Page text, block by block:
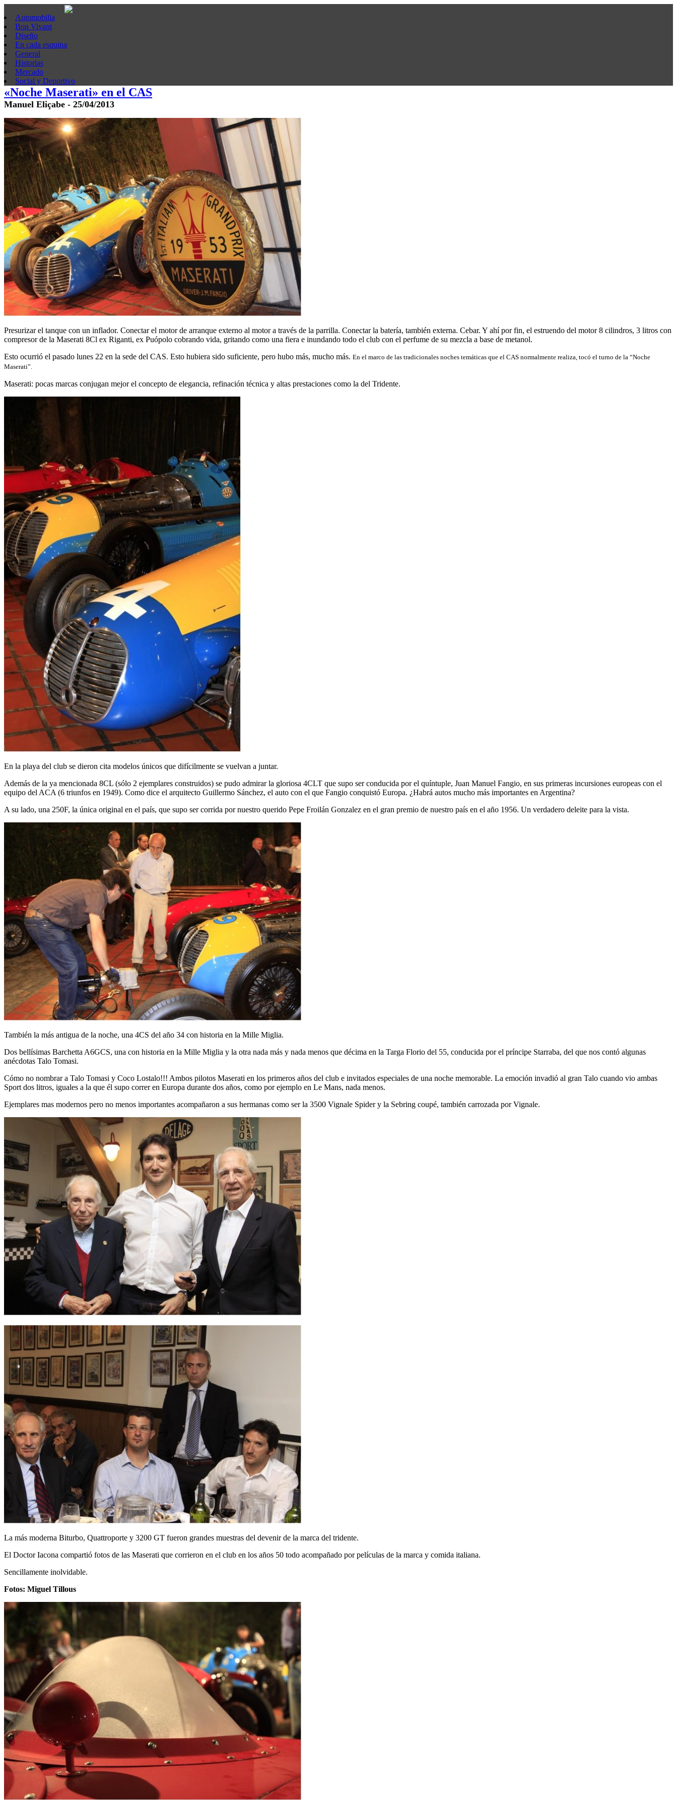
Automobilia
Bon Vivant
Diseño
En cada esquina
General
Historias
Mercado
Social y Deportivo
«Noche Maserati» en el CAS
Manuel Eliçabe - 25/04/2013
Presurizar el tanque con un inflador. Conectar el motor de arranque externo al motor a través de la parrilla. Conectar la batería, también externa. Cebar. Y ahí por fin, el estruendo del motor 8 cilindros, 3 litros con
compresor de la Maserati 8Cl ex Riganti, ex Puópolo cobrando vida, gritando como una fiera e inundando todo el club con el perfume de su mezcla a base de metanol.
Esto ocurrió el pasado lunes 22 en la sede del CAS. Esto hubiera sido suficiente, pero hubo más, mucho más. En el marco de las tradicionales noches temáticas que el CAS normalmente realiza, tocó el turno de la “Noche
Maserati”.
Maserati: pocas marcas conjugan mejor el concepto de elegancia, refinación técnica y altas prestaciones como la del Tridente.
En la playa del club se dieron cita modelos únicos que difícilmente se vuelvan a juntar.
Además de la ya mencionada 8CL (sólo 2 ejemplares construidos) se pudo admirar la gloriosa 4CLT que supo ser conducida por el quíntuple, Juan Manuel Fangio, en sus primeras incursiones europeas con el
equipo del ACA (6 triunfos en 1949). Como dice el arquitecto Guillermo Sánchez, el auto con el que Fangio conquistó Europa. ¿Habrá autos mucho más importantes en Argentina?
A su lado, una 250F, la única original en el país, que supo ser corrida por nuestro querido Pepe Froilán Gonzalez en el gran premio de nuestro país en el año 1956. Un verdadero deleite para la vista.
También la más antigua de la noche, una 4CS del año 34 con historia en la Mille Miglia.
Dos bellísimas Barchetta A6GCS, una con historia en la Mille Miglia y la otra nada más y nada menos que décima en la Targa Florio del 55, conducida por el príncipe Starraba, del que nos contó algunas
anécdotas Talo Tomasi.
Cómo no nombrar a Talo Tomasi y Coco Lostalo!!! Ambos pilotos Maserati en los primeros años del club e invitados especiales de una noche memorable. La emoción invadió al gran Talo cuando vio ambas
Sport dos litros, iguales a la que él supo correr en Europa durante dos años, como por ejemplo en Le Mans, nada menos.
Ejemplares mas modernos pero no menos importantes acompañaron a sus hermanas como ser la 3500 Vignale Spider y la Sebring coupé, también carrozada por Vignale.
La más moderna Biturbo, Quattroporte y 3200 GT fueron grandes muestras del devenir de la marca del tridente.
El Doctor Iacona compartió fotos de las Maserati que corrieron en el club en los años 50 todo acompañado por películas de la marca y comida italiana.
Sencillamente inolvidable.
Fotos: Miguel Tillous